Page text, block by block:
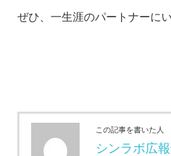
ぜひ、一生涯のパートナーに
この記事を書いた人
シンラボ広